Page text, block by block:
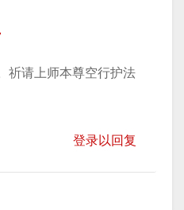
祈请上师本尊空行护法
登录以回复